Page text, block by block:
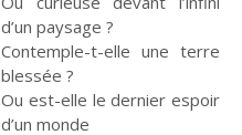
d’un paysage ?
Contemple-t-elle une terre
blessée ?
Ou est-elle le dernier espoir
d’un monde